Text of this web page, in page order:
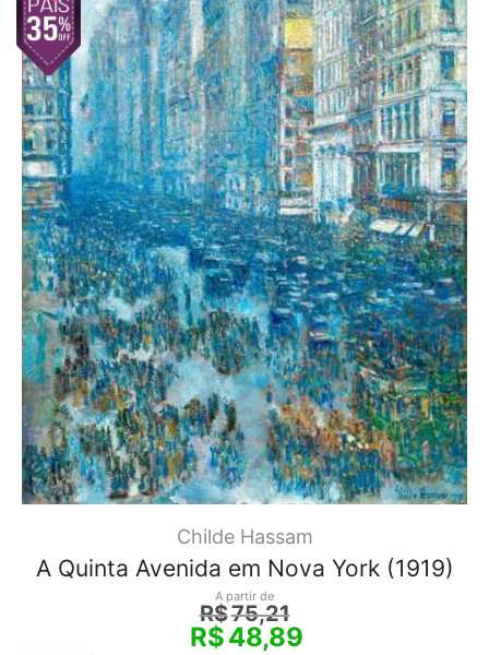
Childe Hassam
A Quinta Avenida em Nova York (1919)
A partir de
R$75,21
R$48,89